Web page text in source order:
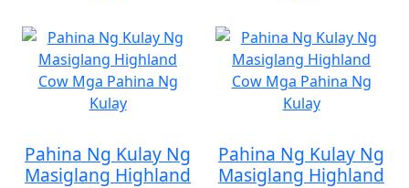
Pahina Ng Kulay Ng
Masiglang Highland
Pahina Ng Kulay Ng
Masiglang Highland